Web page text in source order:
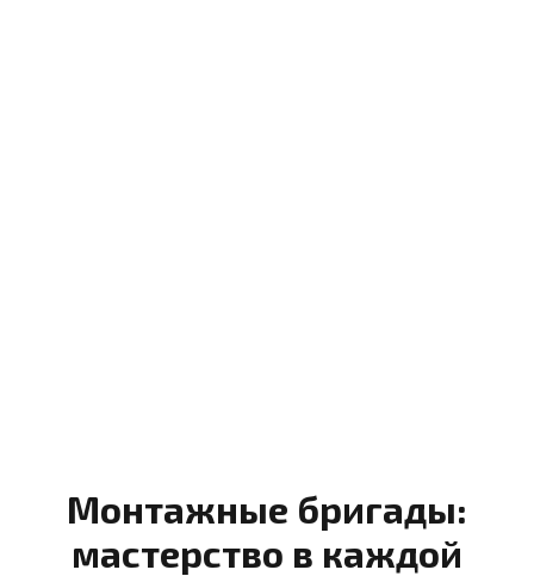
Монтажные бригады:
мастерство в каждой